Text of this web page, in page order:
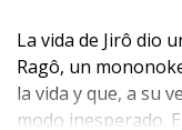
La vida de Jirô dio
Ragô, un
la vida y que, a su
modo inesperado.